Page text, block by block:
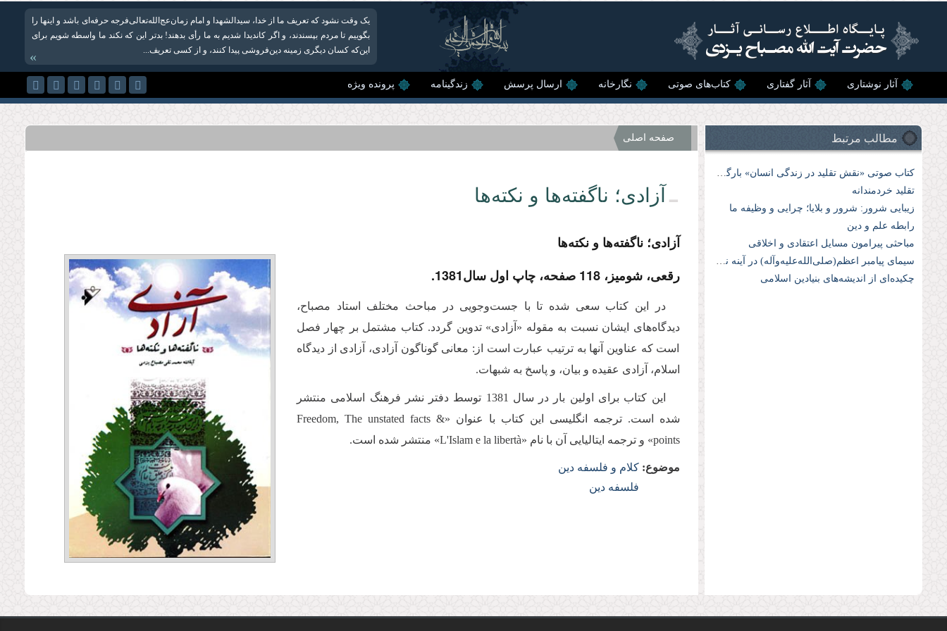
یک وقت نشود که تعریف ما از خدا، سیدالشهدا و امام زمان‌عج‌الله‌تعالی‌فرجه حرفه‌ای باشد و این­ها را
بگوییم تا مردم بپسندند، و اگر کاندیدا شدیم به ما رأی بدهند! بدتر این که نکند ما واسطه شویم برای
این‌که کسان دیگری زمینه دین‌فروشی پیدا کنند، و از کسی تعریف...
»
آثار نوشتاری آثار گفتاری کتاب‌های صوتی نگارخانه ارسال پرسش زندگینامه پرونده ویژه
مطالب مرتبط
کتاب صوتی «نقش تقلید در زندگی انسان» بارگذاری شد
تقلید خردمندانه
زیبایی شرور: شرور و بلایا؛ چرایی و وظیفه ما
رابطه علم و دین
مباحثی پیرامون مسایل اعتقادی و اخلاقی
سیمای پیامبر اعظم(صلی‌الله‌علیه‌وآله) در آینه نهج‌البلاغه
چكیده‌اى از اندیشه‌هاى بنیادین اسلامى
صفحه اصلی
آزادی؛ ناگفته‌ها و نکته‌ها
آزادی؛ ناگفته‌ها و نکته‌ها
رقعی، شومیز، 118 صفحه، چاپ اول سال1381.
در این کتاب سعی شده تا با جست‌وجویی در مباحث مختلف استاد مصباح،
دیدگاه‌های ایشان نسبت به مقوله «آزادی» تدوین گردد. کتاب مشتمل بر چهار فصل
است که عناوین آنها به ترتیب عبارت است از: معانی گوناگون آزادی، آزادی از دیدگاه
اسلام، آزادی عقیده و بیان، و پاسخ به شبهات.
این كتاب برای اولین بار در سال 1381 توسط دفتر نشر فرهنگ اسلامی منتشر
شده است. ترجمه انگلیسی این کتاب با عنوان «Freedom, The unstated facts &
points» و ترجمه ایتالیایی آن با نام «L'Islam e la libertà» منتشر شده است.
موضوع:کلام و فلسفه دین
فلسفه دین